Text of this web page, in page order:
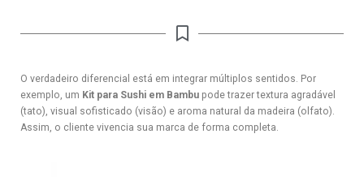
O verdadeiro diferencial está em integrar múltiplos sentidos. Por
exemplo, um Kit para Sushi em Bambu pode trazer textura agradável
(tato), visual sofisticado (visão) e aroma natural da madeira (olfato).
Assim, o cliente vivencia sua marca de forma completa.